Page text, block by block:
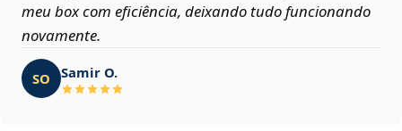
meu box com eficiência, deixando tudo funcionando
novamente.
SO Samir O.